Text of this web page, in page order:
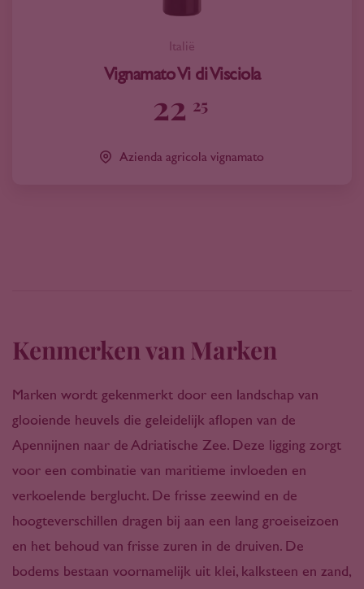
Italië
Vignamato Vi di Visciola
22 25
Azienda agricola vignamato
Kenmerken van Marken
Marken wordt gekenmerkt door een landschap van
glooiende heuvels die geleidelijk aflopen van de
Apennijnen naar de Adriatische Zee. Deze ligging zorgt
voor een combinatie van maritieme invloeden en
verkoelende berglucht. De frisse zeewind en de
hoogteverschillen dragen bij aan een lang groeiseizoen
en het behoud van frisse zuren in de druiven. De
bodems bestaan voornamelijk uit klei, kalksteen en zand,